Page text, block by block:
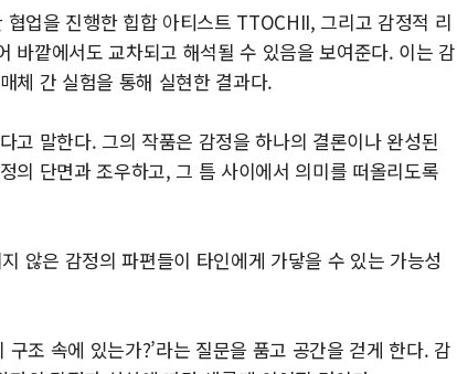
업을 진행한 힙합 아티스트 TTOCHII, 그리고 감정적 리
바깥에서도 교차되고 해석될 수 있음을 보여준다. 이는 감
체 간 실험을 통해 실현한 결과다.
고 말한다. 그의 작품은 감정을 하나의 결론이나 완성된
의 단면과 조우하고, 그 틈 사이에서 의미를 떠올리도록
않은 감정의 파편들이 타인에게 가닿을 수 있는 가능성
구조 속에 있는가?’라는 질문을 품고 공간을 걷게 한다. 감